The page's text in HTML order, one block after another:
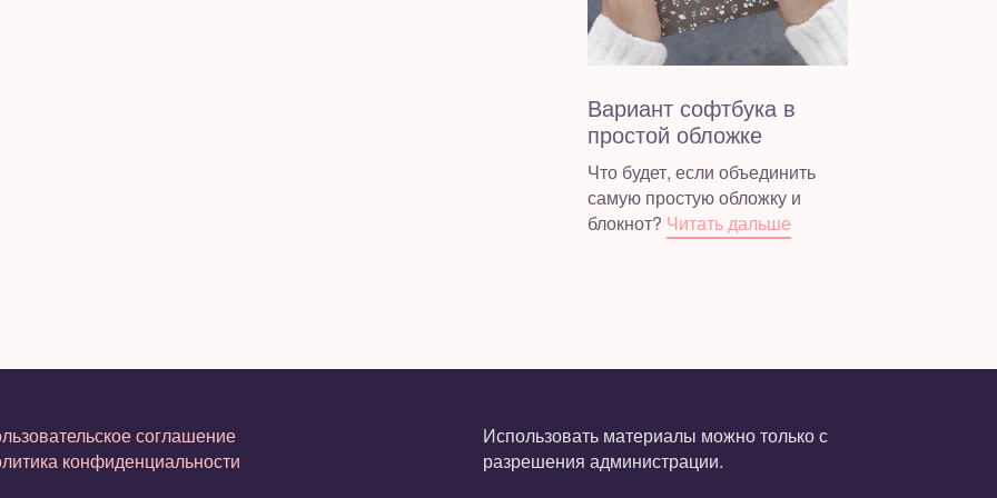
Вариант софтбука в
простой обложке
Что будет, если объединить
самую простую обложку и
блокнот? Читать дальше
соглашение
конфиденциальности
Использовать материалы можно только с
разрешения администрации.